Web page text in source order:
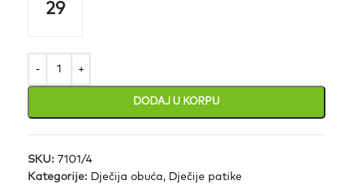
29
DODAJ U KORPU
SKU: 7101/4
Kategorije: Dječija obuća, Dječije patike